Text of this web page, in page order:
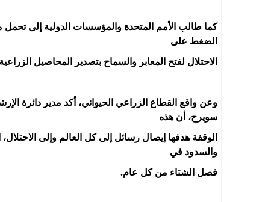
كما طالب الأمم المتحدة والمؤسسات الدولية إلى تحمل
الضغط على
الاحتلال لفتح المعابر والسماح بتصدير المحاصيل
وعن واقع القطاع الزراعي الحيواني، أكد مدير دائرة
سويرح، أن هذه
الوقفة هدفها إيصال رسائل إلى كل العالم وإلى
والسدود في
فصل الشتاء من كل عام.